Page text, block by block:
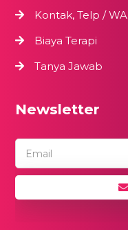
Kontak, Telp / WA
Biaya Terapi
Tanya Jawab
Newsletter
Email